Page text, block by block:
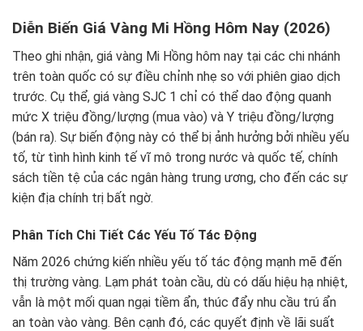
Diễn Biến Giá Vàng Mi Hồng Hôm Nay (2026)
Theo ghi nhận, giá vàng Mi Hồng hôm nay tại các chi nhánh
trên toàn quốc có sự điều chỉnh nhẹ so với phiên giao dịch
trước. Cụ thể, giá vàng SJC 1 chỉ có thể dao động quanh
mức X triệu đồng/lượng (mua vào) và Y triệu đồng/lượng
(bán ra). Sự biến động này có thể bị ảnh hưởng bởi nhiều yếu
tố, từ tình hình kinh tế vĩ mô trong nước và quốc tế, chính
sách tiền tệ của các ngân hàng trung ương, cho đến các sự
kiện địa chính trị bất ngờ.
Phân Tích Chi Tiết Các Yếu Tố Tác Động
Năm 2026 chứng kiến nhiều yếu tố tác động mạnh mẽ đến
thị trường vàng. Lạm phát toàn cầu, dù có dấu hiệu hạ nhiệt,
vẫn là một mối quan ngại tiềm ẩn, thúc đẩy nhu cầu trú ẩn
an toàn vào vàng. Bên cạnh đó, các quyết định về lãi suất